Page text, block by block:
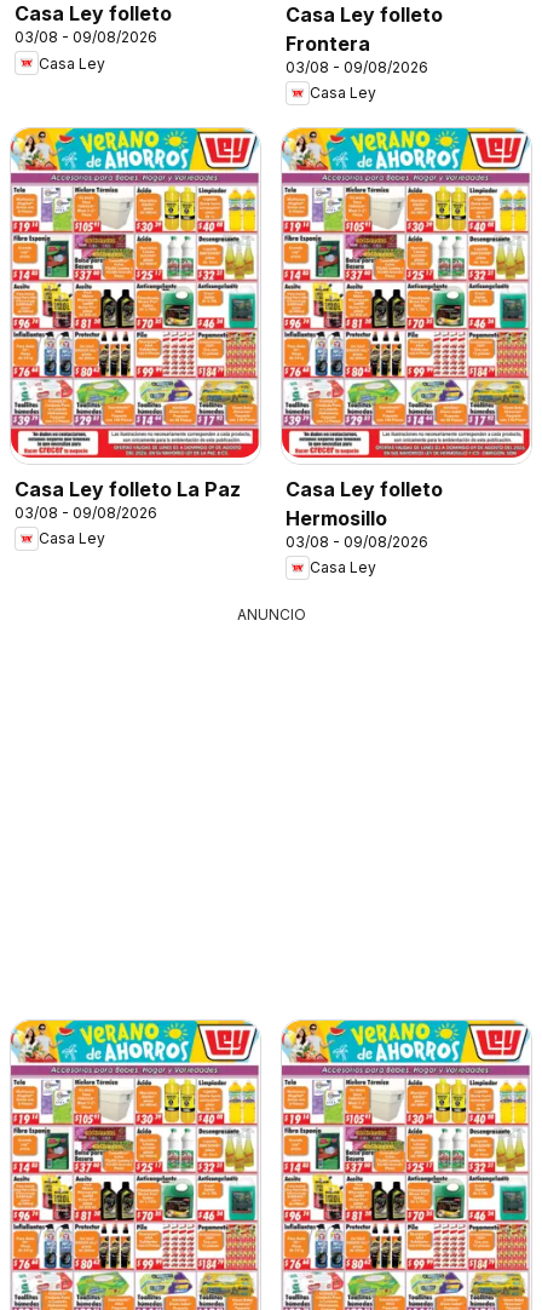
Casa Ley folleto
03/08 - 09/08/2026
Casa Ley
Casa Ley folleto
Frontera
03/08 - 09/08/2026
Casa Ley
Casa Ley folleto La Paz
03/08 - 09/08/2026
Casa Ley
Casa Ley folleto
Hermosillo
03/08 - 09/08/2026
Casa Ley
ANUNCIO